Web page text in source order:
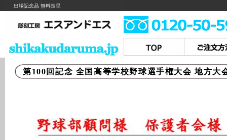
出場記念品 無料進呈
第100回記念 全国高等学校野球選手権大会 地方大